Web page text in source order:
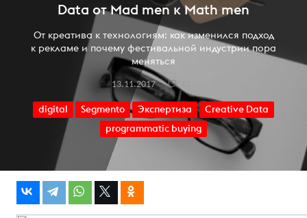
Data от Mad men к Math men
От креатива к технологиям: как изменился подход
к рекламе и почему фестивальной индустрии пора
меняться
13.11.2017
digital Segmento Экспертиза
Creative Data
programmatic buying